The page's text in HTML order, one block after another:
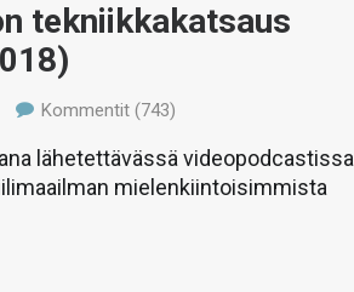
tekniikkakatsaus
Kommentit (743)
lähetettävässä videopodcastissa
mielenkiintoisimmista